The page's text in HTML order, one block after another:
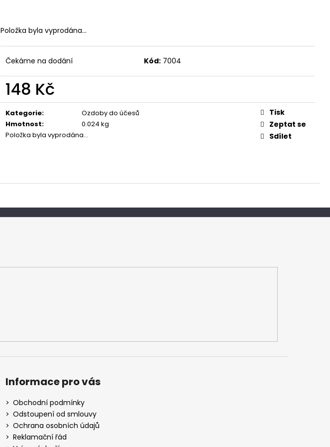
Položka byla vyprodána…
Čekáme na dodání Kód: 7004
148 Kč
Měrná
cena:
Kategorie:
Ozdoby do účesů
Hmotnost:
0.024 kg
Položka byla vyprodána…
Tisk
Zeptat se
Sdílet
Informace pro vás
Obchodní podmínky
Odstoupení od smlouvy
Ochrana osobních údajů
Reklamační řád